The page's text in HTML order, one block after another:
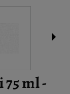
ml -